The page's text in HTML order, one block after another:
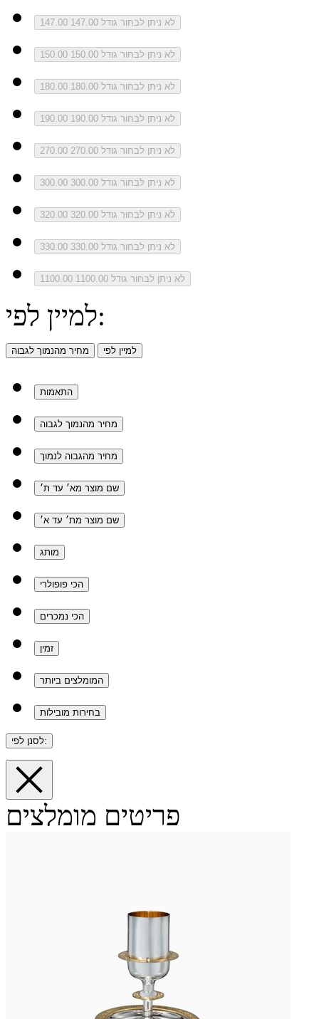
147.00 לא ניתן לבחור גודל 147.00
150.00 לא ניתן לבחור גודל 150.00
180.00 לא ניתן לבחור גודל 180.00
190.00 לא ניתן לבחור גודל 190.00
270.00 לא ניתן לבחור גודל 270.00
300.00 לא ניתן לבחור גודל 300.00
320.00 לא ניתן לבחור גודל 320.00
330.00 לא ניתן לבחור גודל 330.00
1100.00 לא ניתן לבחור גודל 1100.00
למיין לפי:
מחיר מהנמוך לגבוה למיין לפי
התאמות
מחיר מהנמוך לגבוה
מחיר מהגבוה לנמוך
שם מוצר מא׳ עד ת׳
שם מוצר מת׳ עד א׳
מותג
הכי פופולרי
הכי נמכרים
זמין
המומלצים ביותר
בחירות מובילות
לסנן לפי:
פריטים מומלצים